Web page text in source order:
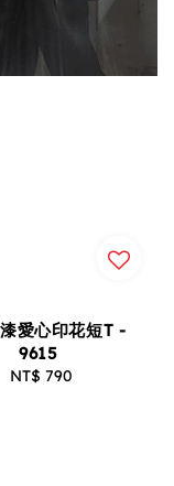
愛心印花短T -
9615
Regular
NT$ 790